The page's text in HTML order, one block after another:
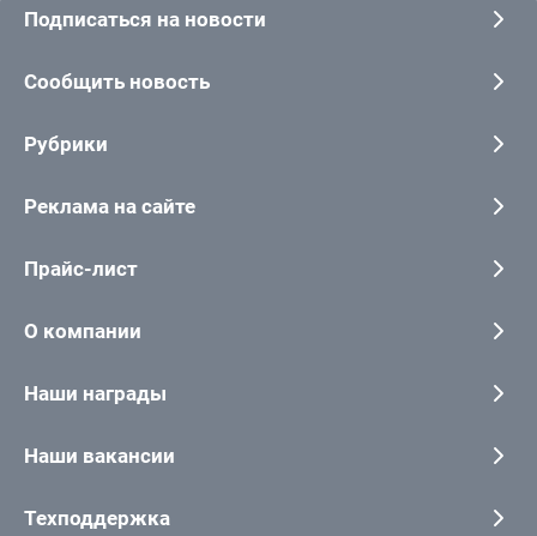
Подписаться на новости
Сообщить новость
Рубрики
Реклама на сайте
Прайс-лист
О компании
Наши награды
Наши вакансии
Техподдержка